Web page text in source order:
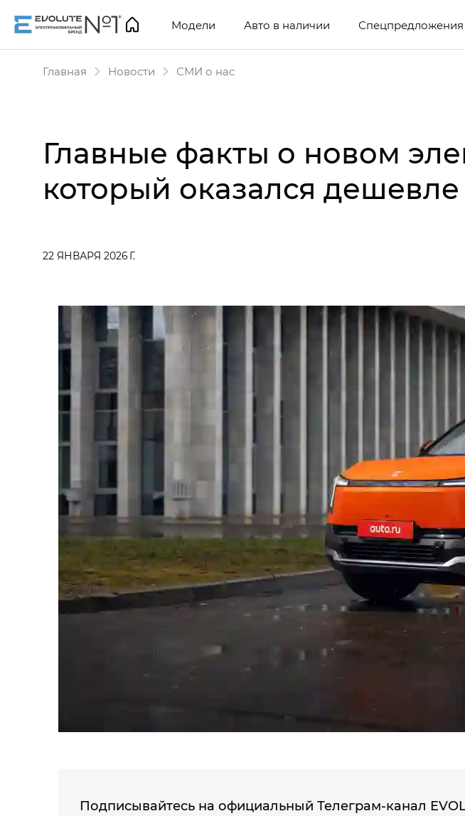
Модели Авто в наличии Спецпредложения
Главная Новости СМИ о нас
Главные факты о новом
который оказался дешевле
22 ЯНВАРЯ 2026 Г.
Подписывайтесь на официальный Телеграм-канал